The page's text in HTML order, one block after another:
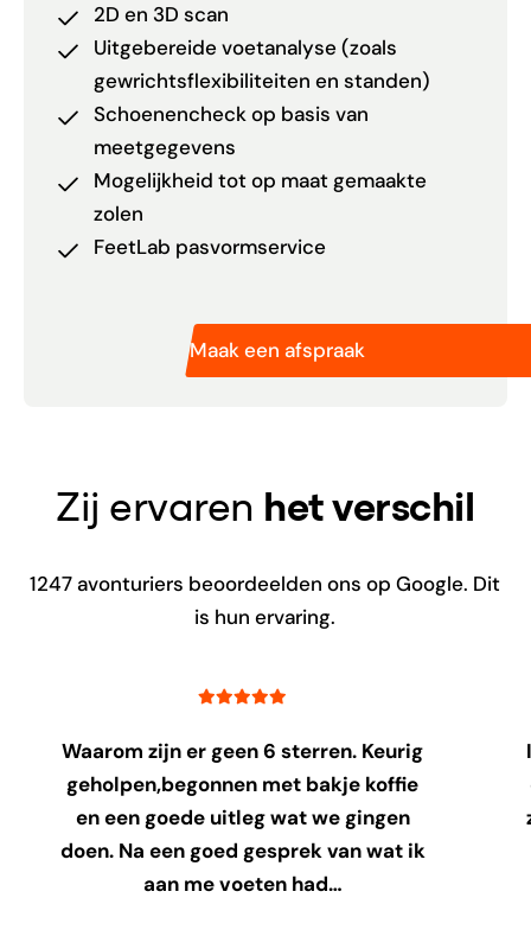
2D en 3D scan
Uitgebereide voetanalyse (zoals
gewrichtsflexibiliteiten en standen)
Schoenencheck op basis van
meetgegevens
Mogelijkheid tot op maat gemaakte
zolen
FeetLab pasvormservice
Maak een afspraak
Zij ervaren het verschil
1247avonturiers beoordeelden ons op Google. Dit
is hun ervaring.
Waarom zijn er geen 6 sterren. Keurig
geholpen,begonnen met bakje koffie
en een goede uitleg wat we gingen
doen. Na een goed gesprek van wat ik
aan me voeten had…